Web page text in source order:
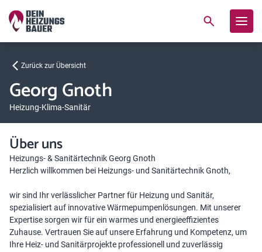
Zurück zur Übersicht
Georg Gnoth
Heizung-Klima-Sanitär
Über uns
Heizungs- & Sanitärtechnik Georg Gnoth
Herzlich willkommen bei Heizungs- und Sanitärtechnik Gnoth,
wir sind Ihr verlässlicher Partner für Heizung und Sanitär,
spezialisiert auf innovative Wärmepumpenlösungen. Mit unserer
Expertise sorgen wir für ein warmes und energieeffizientes
Zuhause. Vertrauen Sie auf unsere Erfahrung und Kompetenz, um
Ihre Heiz- und Sanitärprojekte professionell und zuverlässig